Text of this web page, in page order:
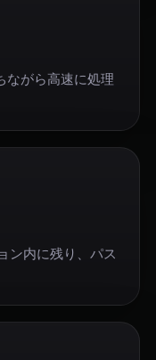
ながら高速に処理
ン内に残り、パス